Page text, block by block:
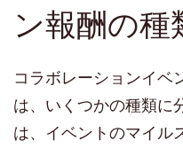
ン報酬の種
コラボレーションイベ
は、いくつかの種類に
は、イベントのマイル